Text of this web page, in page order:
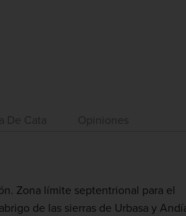
De Cata Opiniones
Zona límite septentrional para el
de las sierras de Urbasa y